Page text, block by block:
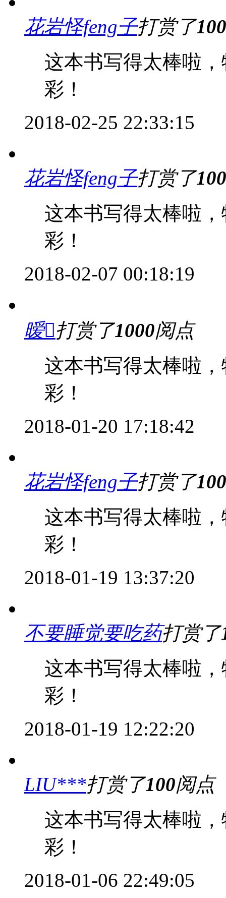
花岩怪feng子打赏了100
这本书写得太棒啦
彩！
2018-02-25 22:33:15
花岩怪feng子打赏了100
这本书写得太棒啦
彩！
2018-02-07 00:18:19
暧打赏了1000阅点
这本书写得太棒啦
彩！
2018-01-20 17:18:42
花岩怪feng子打赏了100
这本书写得太棒啦
彩！
2018-01-19 13:37:20
不要睡觉要吃药打赏了
这本书写得太棒啦
彩！
2018-01-19 12:22:20
LIU***打赏了100阅点
这本书写得太棒啦
彩！
2018-01-06 22:49:05